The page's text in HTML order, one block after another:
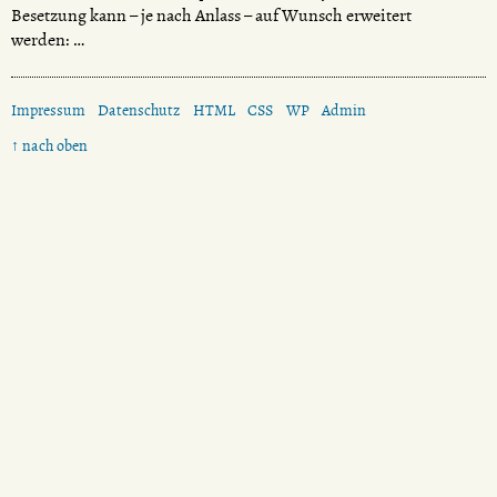
Besetzung kann – je nach Anlass – auf Wunsch erweitert
werden: …
Impressum Datenschutz HTML CSS WP Admin
↑ nach oben